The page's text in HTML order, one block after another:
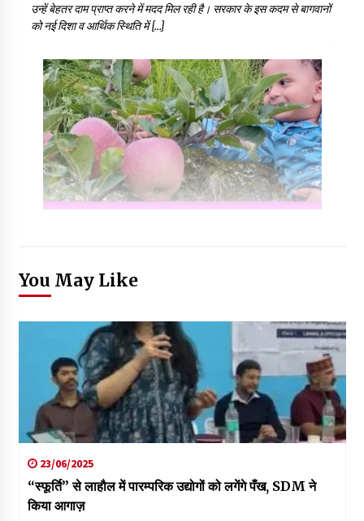
उन्हें बेहतर दाम प्राप्त करने में मदद मिल रही है। सरकार के इस कदम से बागवानों
को नई दिशा व आर्थिक स्थिति में […]
You May Like
23/06/2025
“स्फूर्ति” से लाहौल में पारम्परिक उद्योगों को लगेंगे पँख, SDM ने
किया आगाज़